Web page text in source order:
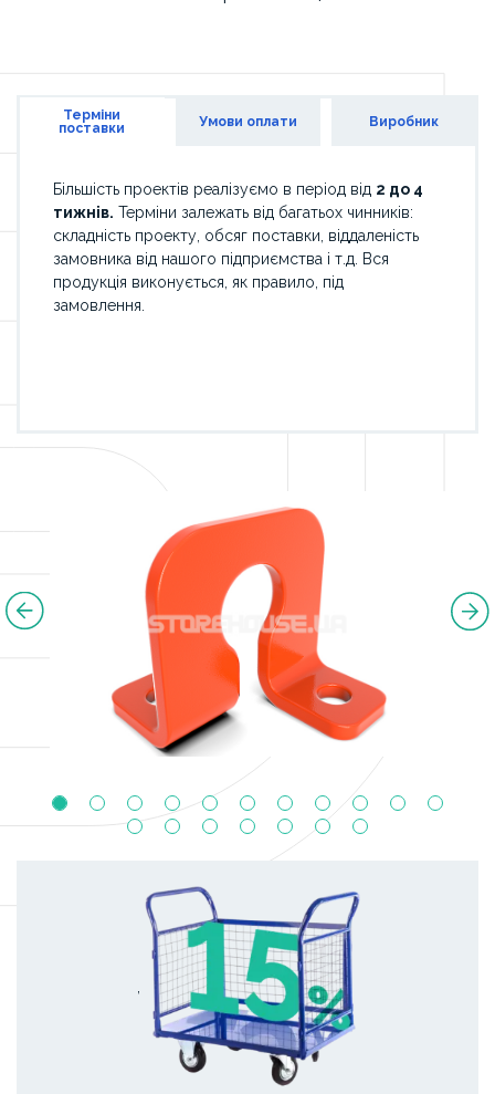
Терміни
поставки
Умови оплати Виробник
Більшість проектів реалізуємо в період від 2 до 4
тижнів. Терміни залежать від багатьох чинників:
складність проекту, обсяг поставки, віддаленість
замовника від нашого підприємства і т.д. Вся
продукція виконується, як правило, під
замовлення.